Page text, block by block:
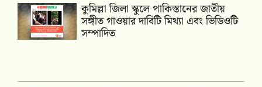
কুমিল্লা জিলা স্কুলে পাকিস্তানের জাতীয়
সঙ্গীত গাওয়ার দাবিটি মিথ্যা এবং ভিডিওটি
সম্পাদিত